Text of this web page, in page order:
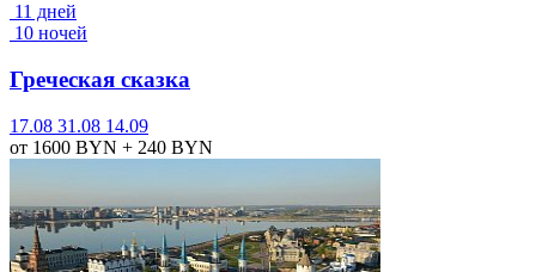
11 дней
10 ночей
Греческая сказка
17.08 31.08 14.09
от 1600 BYN + 240 BYN